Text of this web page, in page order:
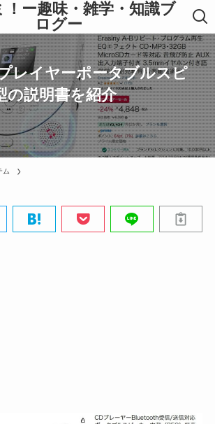
！ー趣味・雑学・知識ブ
ログー
レイヤーポータブルスピ
の説明書を紹介
ム